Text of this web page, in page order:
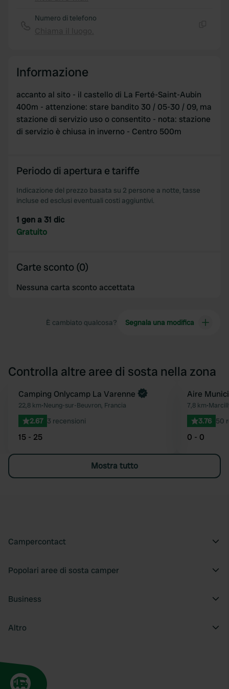
Numero di telefono
Informazione
accanto al sito - il castello di La Ferté-Saint-Aubin
400m - attenzione: stare bandito 30 / 05-30 / 09, ma
stazione di servizio uso o consentito - nota: stazione
di servizio è chiusa in inverno - Centro 500m
Periodo di apertura e tariffe
Indicazione del prezzo basata su 2 persone a notte, tasse
incluse ed esclusi eventuali costi aggiuntivi.
1 gen a 31 dic
Gratuito
Carte sconto (0)
Nessuna carta sconto accettata
È cambiato qualcosa? Segnala una modifica
Controlla altre aree di sosta nella zona
Preferito
Prenota ora
Camping Onlycamp La Varenne
22,8 km•Neung-sur-Beuvron, Francia
2.67 3 recensioni
15 - 25
Aire
7,8 km•
3.76 50
0 - 0
Mostra tutto
Campercontact
Popolari aree di sosta camper
Business
Altro